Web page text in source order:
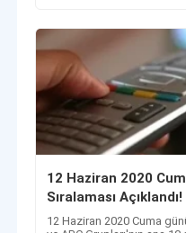
12 Haziran 2020
Sıralaması Açıklandı!
12 Haziran 2020 Cuma